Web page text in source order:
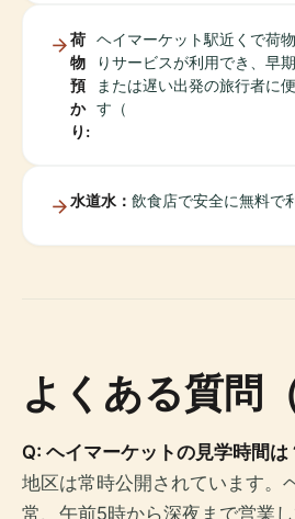
荷
物
預
か
り:
ヘイマーケット駅近くで荷
りサービスが利用でき、早
または遅い出発の旅行者に
す（
水道水： 飲食店で安全に無料で
よくある質問
Q: ヘイマーケットの見学時間は
地区は常時公開されています。
常、午前5時から深夜まで営業し